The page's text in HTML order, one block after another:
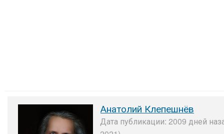
Анатолий Клепешнёв
Дата публикации: 2009 дней